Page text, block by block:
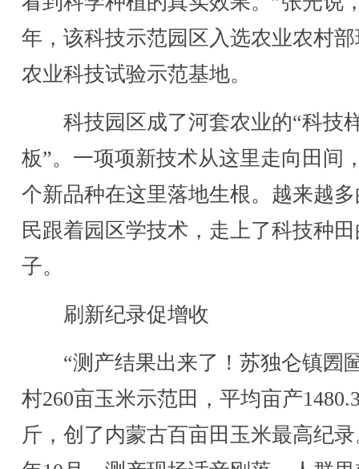
年，该科技示范园区入选农业农村
农业科技试验示范基地。
科技园区成了河套农业的“科技
板”。一项项新技术从这里走向田间
个新品种在这里落地生根。越来越
民跟着园区学技术，走上了科技种
子。
刷新纪录促增收
“测产结果出来了！苏独仑镇圐
村260亩玉米示范田，平均亩产
斤，创了内蒙古百亩田玉米最高纪录